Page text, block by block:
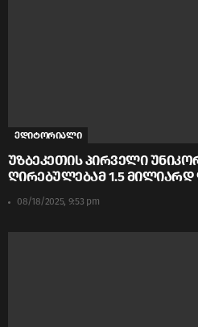
ედიტორიალი
უზბეკეთის პირველი
ღირებულებამ 1.5
08/18/2025, 9:53 pm